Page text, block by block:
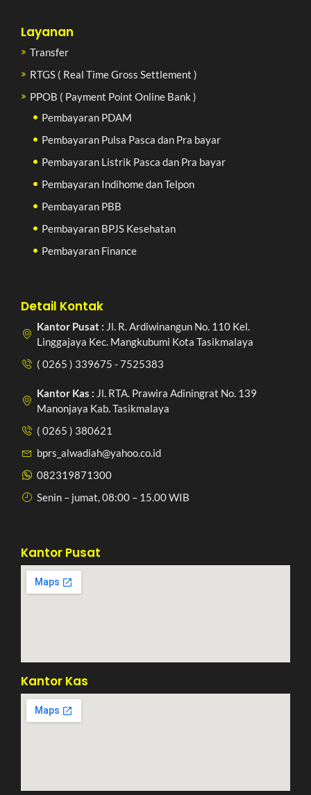
Layanan
Transfer
RTGS ( Real Time Gross Settlement )
PPOB ( Payment Point Online Bank )
Pembayaran PDAM
Pembayaran Pulsa Pasca dan Pra bayar
Pembayaran Listrik Pasca dan Pra bayar
Pembayaran Indihome dan Telpon
Pembayaran PBB
Pembayaran BPJS Kesehatan
Pembayaran Finance
Detail Kontak
Kantor Pusat : Jl. R. Ardiwinangun No. 110 Kel.
Linggajaya Kec. Mangkubumi Kota Tasikmalaya
( 0265 ) 339675 - 7525383
Kantor Kas : Jl. RTA. Prawira Adiningrat No. 139
Manonjaya Kab. Tasikmalaya
( 0265 ) 380621
bprs_alwadiah@yahoo.co.id
082319871300
Senin – jumat, 08:00 – 15.00 WIB
Kantor Pusat
Kantor Kas